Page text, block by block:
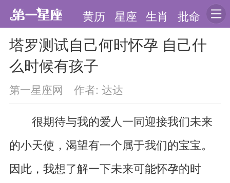
黄历 星座 生肖 批命
塔罗测试自己何时怀孕 自己什
么时候有孩子
第一星座网 作者: 达达
很期待与我的爱人一同迎接我们未来
的小天使，渴望有一个属于我们的宝宝。
因此，我想了解一下未来可能怀孕的时